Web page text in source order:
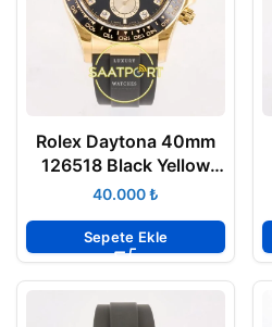
Rolex Daytona 40mm
126518 Black Yellow
Gold Diamonds
Eta Saat
₺
Sepete Ekle